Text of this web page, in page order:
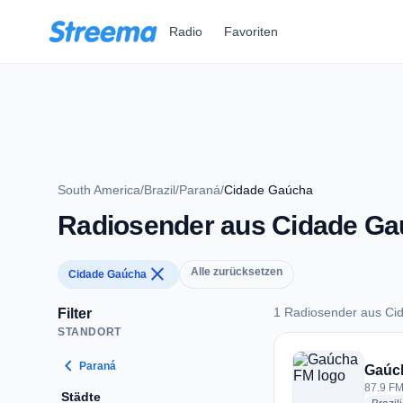
Radio Favoriten
South America/Brazil/Paraná/Cidade Gaúcha
Radiosender aus Cidade
Cidade Gaúcha close Alle zurücksetzen
Filter
STANDORT
chevron_left Paraná
Städte
1 Radiosender aus
1 Radiosender aus
87.9